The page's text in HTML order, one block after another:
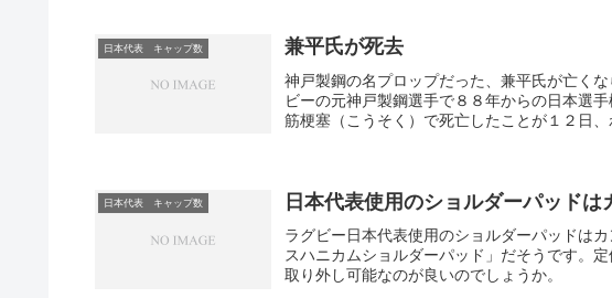
日本代表 キャップ数 兼平氏が死去
神戸製鋼の名プロップだった、兼平氏が亡く
ビーの元神戸製鋼選手で８８年からの日本選
筋梗塞（こうそく）で死亡したことが１２日、
日本代表 キャップ数 日本代表使用のショルダーパッドは
ラグビー日本代表使用のショルダーパッドは
スハニカムショルダーパッド」だそうです。
取り外し可能なのが良いのでしょうか。